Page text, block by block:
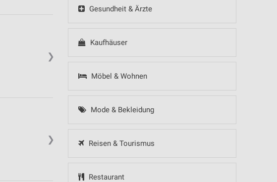
Gesundheit & Ärzte
Kaufhäuser
Möbel & Wohnen
Mode & Bekleidung
Reisen & Tourismus
Restaurant
❯
❯